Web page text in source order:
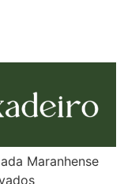
Maranhense